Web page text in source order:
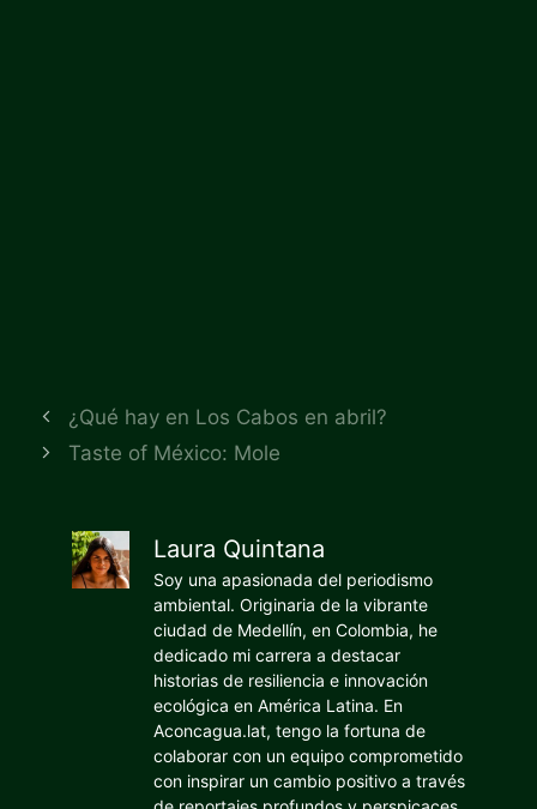
¿Qué hay en Los Cabos en abril?
Taste of México: Mole
Laura Quintana
Soy una apasionada del periodismo
ambiental. Originaria de la vibrante
ciudad de Medellín, en Colombia, he
dedicado mi carrera a destacar
historias de resiliencia e innovación
ecológica en América Latina. En
Aconcagua.lat, tengo la fortuna de
colaborar con un equipo comprometido
con inspirar un cambio positivo a través